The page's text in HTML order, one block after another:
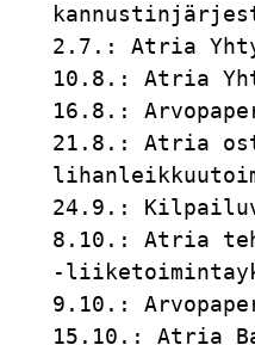
2.7.: Atria
10.8.:
16.8.:
21.8.:
24.9.:
8.10.: Atria
-
9.10.:
15.10.: Atria